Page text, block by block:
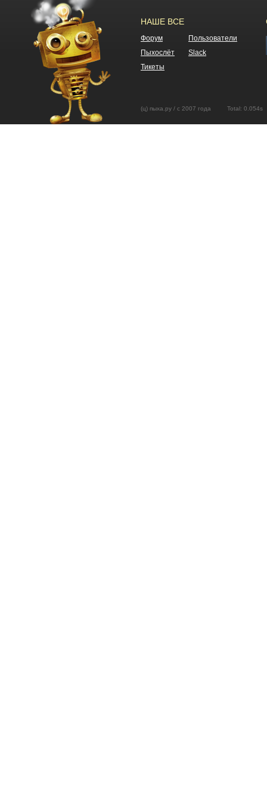
НАШЕ ВСЕ
Форум
Пользователи
Пыхослёт
Slack
Тикеты
(ц) пыха.ру / с 2007 года Total: